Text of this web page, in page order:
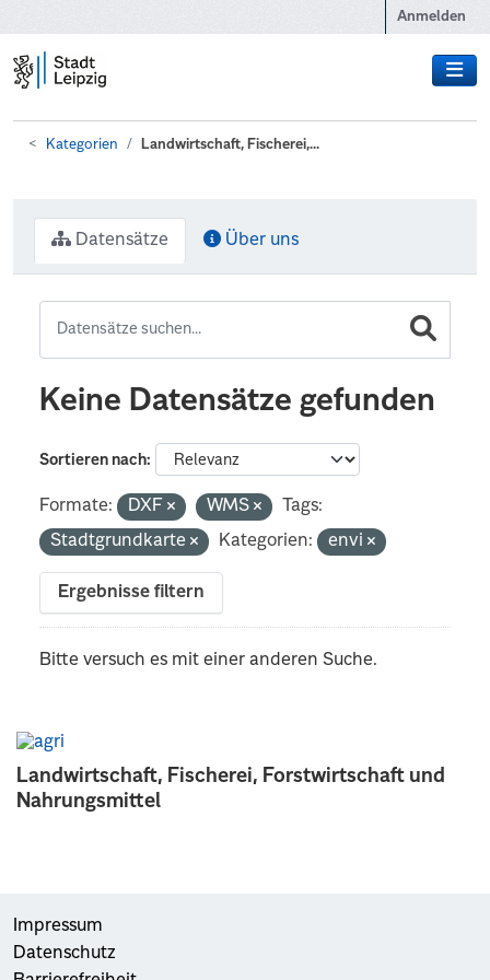
Anmelden
Kategorien Landwirtschaft, Fischerei,...
Landwirtschaft, Fischerei, Forstwirtschaft und
Nahrungsmittel
Datensätze Über uns
Keine Datensätze gefunden
Sortieren nach
Formate: DXF WMS
Tags:
Stadtgrundkarte
Kategorien: envi
Ergebnisse filtern
Bitte versuch es mit einer anderen Suche.
Impressum
Datenschutz